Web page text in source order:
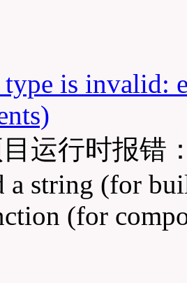
type is invalid:
目运行时报错
a string (for
(for